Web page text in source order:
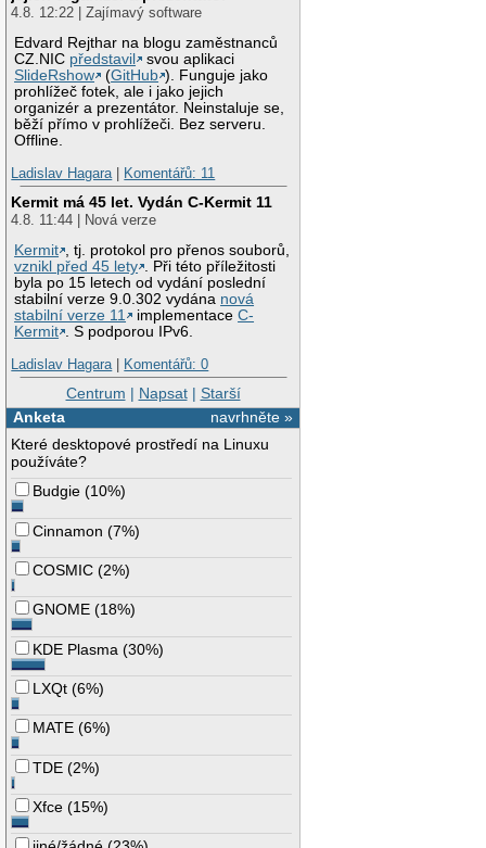
4.8. 12:22 | Zajímavý software
Edvard Rejthar na blogu zaměstnanců
CZ.NIC představil
svou aplikaci
SlideRshow
(GitHub ). Funguje jako
prohlížeč fotek, ale i jako jejich
organizér a prezentátor. Neinstaluje se,
běží přímo v prohlížeči. Bez serveru.
Offline.
Ladislav Hagara| Komentářů: 11
Kermit má 45 let. Vydán C-Kermit 11
4.8. 11:44 | Nová verze
Kermit , tj. protokol pro přenos souborů,
vznikl před 45 lety . Při této příležitosti
byla po 15 letech od vydání poslední
stabilní verze 9.0.302 vydána nová
stabilní verze 11
implementaceC-
Kermit . S podporou IPv6.
Ladislav Hagara| Komentářů: 0
Centrum | Napsat| Starší
navrhněte »
Anketa
Které desktopové prostředí na Linuxu
používáte?
Budgie (10%)
Cinnamon (7%)
COSMIC (2%)
GNOME (18%)
KDE Plasma (30%)
LXQt (6%)
MATE (6%)
TDE (2%)
Xfce (15%)